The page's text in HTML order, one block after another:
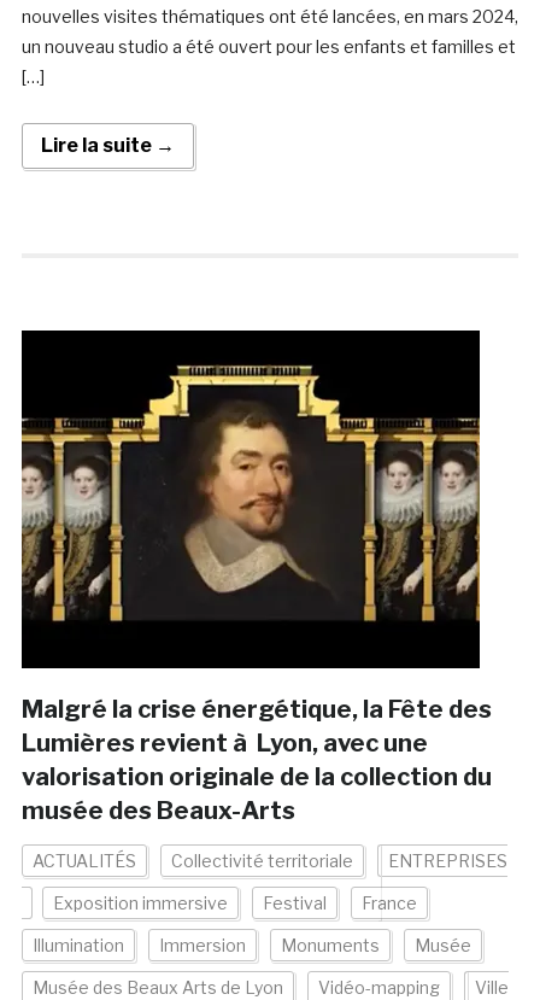
nouvelles visites thématiques ont été lancées, en mars 2024,
un nouveau studio a été ouvert pour les enfants et familles et
[…]
Lire la suite →
Malgré la crise énergétique, la Fête des
Lumières revient à Lyon, avec une
valorisation originale de la collection du
musée des Beaux-Arts
ACTUALITÉS Collectivité territoriale ENTREPRISES
Exposition immersive Festival France
Illumination Immersion Monuments Musée
Musée des Beaux Arts de Lyon Vidéo-mapping Ville